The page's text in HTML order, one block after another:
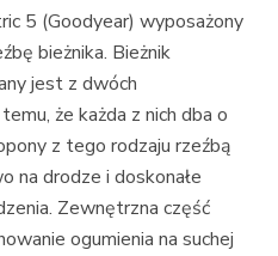
5 (Goodyear) wyposażony
bieżnika. Bieżnik
jest z dwóch
że każda z nich dba o
z tego rodzaju rzeźbą
na drodze i doskonałe
Zewnętrzna część
ogumienia na suchej